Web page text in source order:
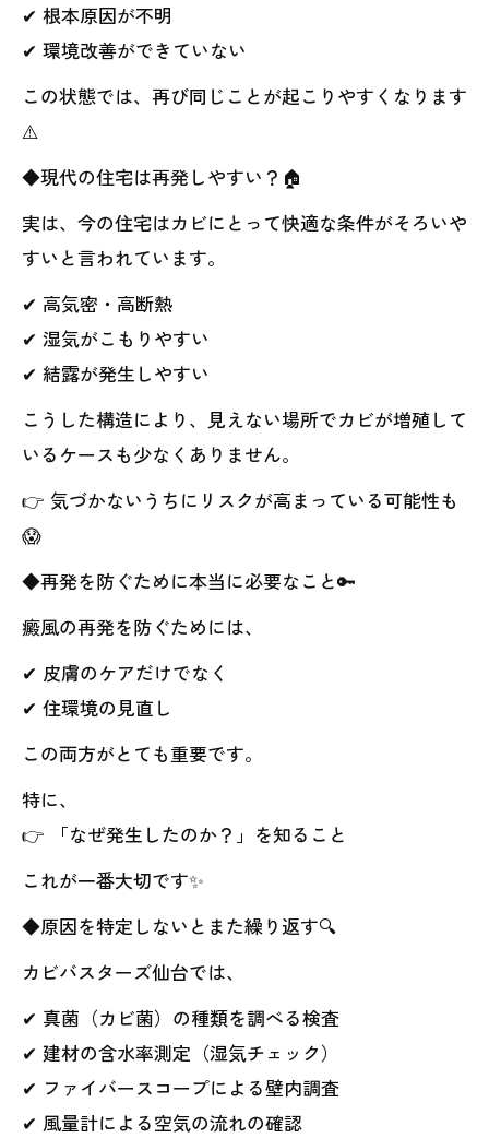
✔ 根本原因が不明
✔ 環境改善ができていない
この状態では、再び同じことが起こりやすくなります
⚠️
◆現代の住宅は再発しやすい？🏠
実は、今の住宅はカビにとって快適な条件がそろいや
すいと言われています。
✔ 高気密・高断熱
✔ 湿気がこもりやすい
✔ 結露が発生しやすい
こうした構造により、見えない場所でカビが増殖して
いるケースも少なくありません。
👉 気づかないうちにリスクが高まっている可能性も
😱
◆再発を防ぐために本当に必要なこと🔑
癜風の再発を防ぐためには、
✔ 皮膚のケアだけでなく
✔ 住環境の見直し
この両方がとても重要です。
特に、
👉 「なぜ発生したのか？」を知ること
これが一番大切です✨
◆原因を特定しないとまた繰り返す🔍
カビバスターズ仙台では、
✔ 真菌（カビ菌）の種類を調べる検査
✔ 建材の含水率測定（湿気チェック）
✔ ファイバースコープによる壁内調査
✔ 風量計による空気の流れの確認